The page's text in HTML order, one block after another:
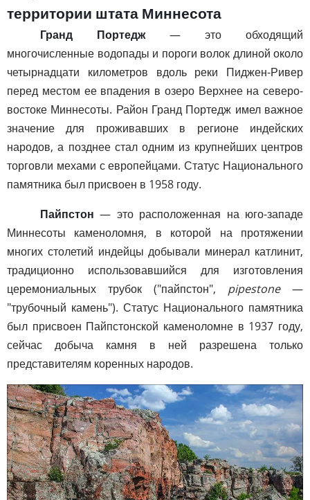
территории штата Миннесота
Гранд Портедж— это обходящий
многочисленные водопады и пороги волок длиной около
четырнадцати километров вдоль реки Пиджен-Ривер
перед местом ее впадения в озеро Верхнее на северо-
востоке Миннесоты. Район Гранд Портедж имел важное
значение для проживавших в регионе индейских
народов, а позднее стал одним из крупнейших центров
торговли мехами с европейцами. Статус Национального
памятника был присвоен в 1958 году.
Пайпстон — это расположенная на юго-западе
Миннесоты каменоломня, в которой на протяжении
многих столетий индейцы добывали минерал катлинит,
традиционно использовавшийся для изготовления
церемониальных трубок ("пайпстон", pipestone—
"трубочный камень"). Статус Национального памятника
был присвоен Пайпстонской каменоломне в 1937 году,
сейчас добыча камня в ней разрешена только
представителям коренных народов.